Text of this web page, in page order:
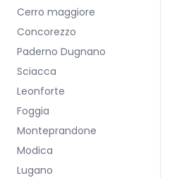
Cerro maggiore
Concorezzo
Paderno Dugnano
Sciacca
Leonforte
Foggia
Monteprandone
Modica
Lugano